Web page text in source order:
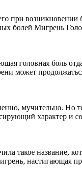
при
болей Мигрень
головная боль
может
мучительно. Но
характер и
такое название,
настигающая